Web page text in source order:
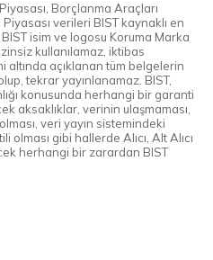
Borçlanma Araçları
verileri BIST kaynaklı en
isim ve logosu Koruma Marka
kullanılamaz, iktibas
altında açıklanan tüm belgelerin
tekrar yayınlanamaz. BIST,
konusunda herhangi bir garanti
aksaklıklar, verinin ulaşmaması,
veri yayın sistemindeki
gibi hallerde Alıcı, Alt Alıcı
herhangi bir zarardan BIST